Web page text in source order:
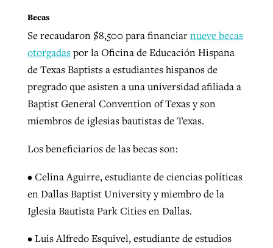
Becas
Se recaudaron $8,500 para financiarnueve becas
otorgadaspor la Oficina de Educación Hispana
de Texas Baptists a estudiantes hispanos de
pregrado que asisten a una universidad afiliada a
Baptist General Convention of Texas y son
miembros de iglesias bautistas de Texas.
Los beneficiarios de las becas son:
•Celina Aguirre, estudiante de ciencias políticas
en Dallas Baptist University y miembro de la
Iglesia Bautista Park Cities en Dallas.
•Luis Alfredo Esquivel, estudiante de estudios